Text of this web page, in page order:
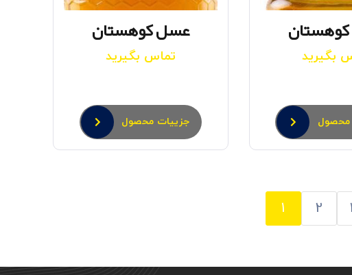
بگیرید
محصول
عسل کوهستان
تماس بگیرید
جزییات محصول
1 2